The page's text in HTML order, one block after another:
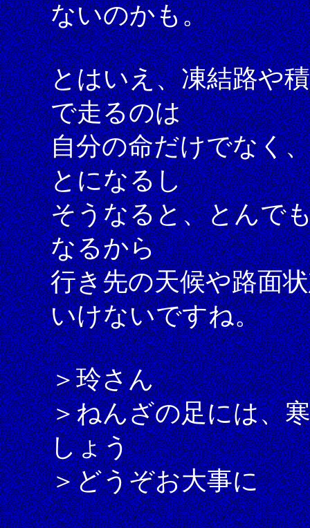
ないのかも。
とはいえ、凍結路や
で走るのは
自分の命だけでなく
とになるし
そうなると、とんで
なるから
行き先の天候や路面
いけないですね。
＞玲さん
＞ねんざの足には、
しょう
＞どうぞお大事に